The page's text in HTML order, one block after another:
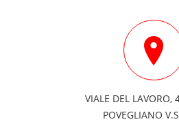
VIALE DEL LAVORO,
POVEGLIANO